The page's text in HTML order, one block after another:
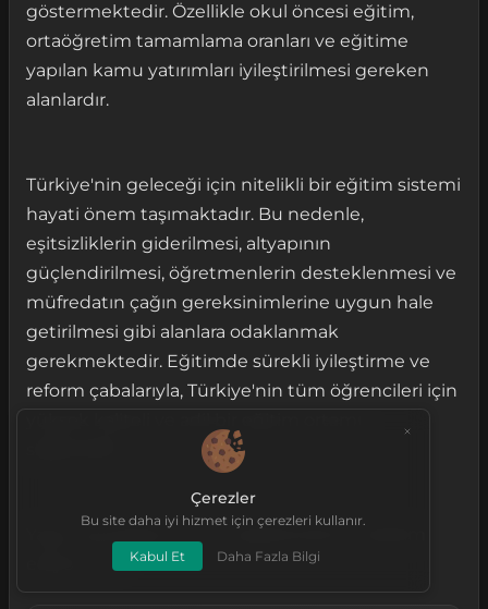
Çerezler
Bu site daha iyi hizmet için çerezleri kullanır.
Kabul Et Daha Fazla Bilgi
göstermektedir. Özellikle okul öncesi eğitim,
ortaöğretim tamamlama oranları ve eğitime
yapılan kamu yatırımları iyileştirilmesi gereken
alanlardır.
Türkiye'nin geleceği için nitelikli bir eğitim sistemi
hayati önem taşımaktadır. Bu nedenle,
eşitsizliklerin giderilmesi, altyapının
güçlendirilmesi, öğretmenlerin desteklenmesi ve
müfredatın çağın gereksinimlerine uygun hale
getirilmesi gibi alanlara odaklanmak
gerekmektedir. Eğitimde sürekli iyileştirme ve
reform çabalarıyla, Türkiye'nin tüm öğrencileri için
Yazıyı okuduğunuz için teşekkürlerimi takdim
ediyorum...